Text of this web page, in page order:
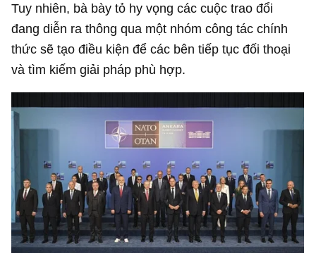
Tuy nhiên, bà bày tỏ hy vọng các cuộc trao đổi
đang diễn ra thông qua một nhóm công tác chính
thức sẽ tạo điều kiện để các bên tiếp tục đối thoại
và tìm kiếm giải pháp phù hợp.